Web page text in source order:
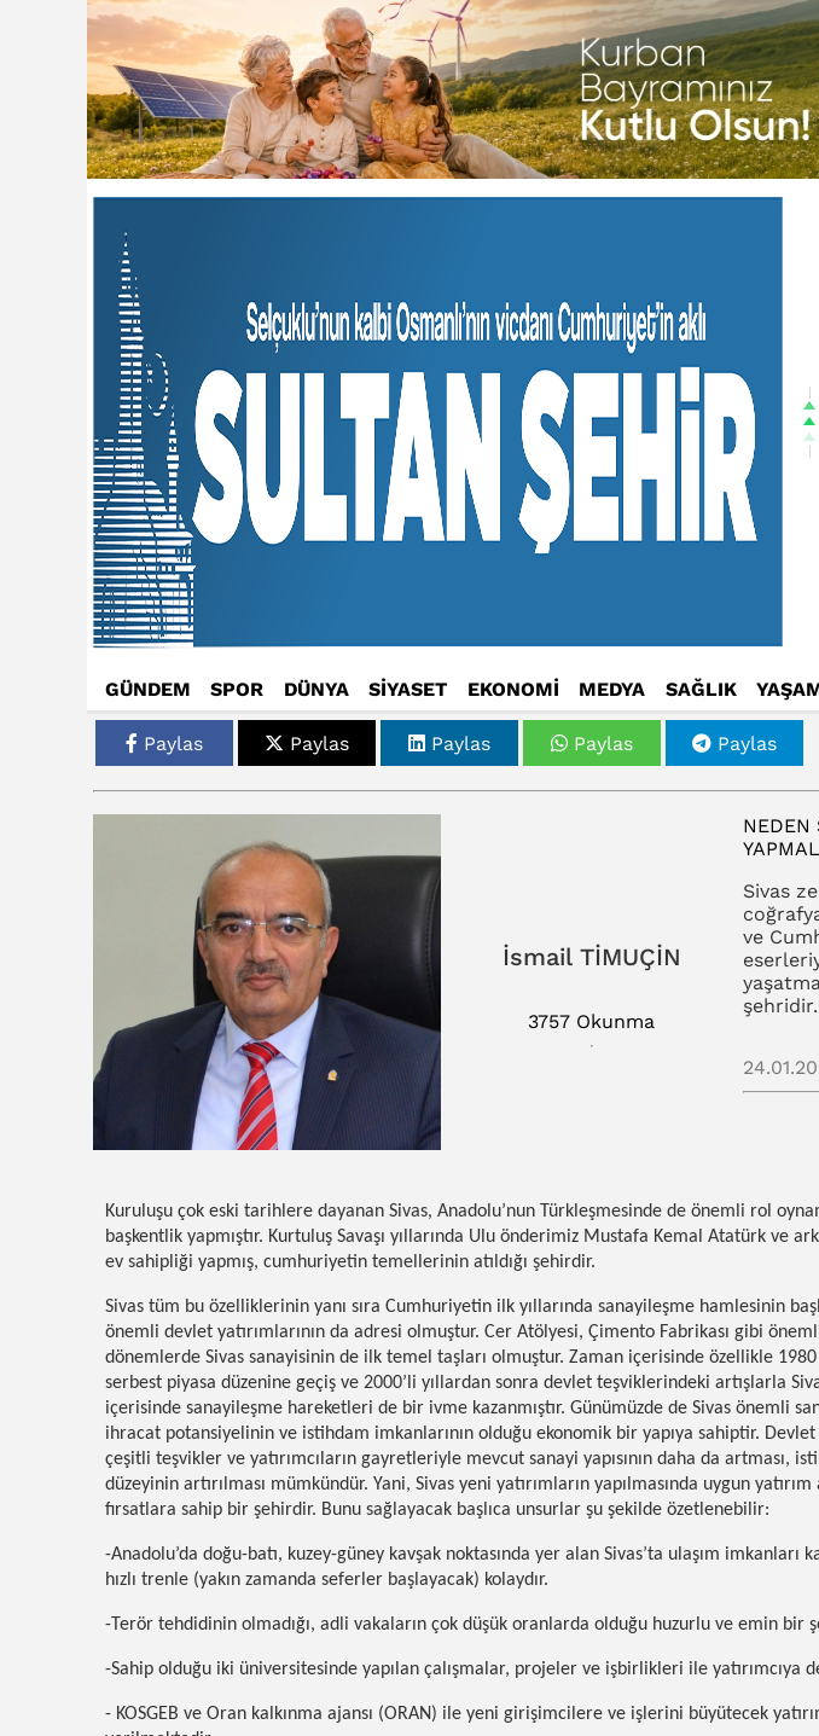
GÜNDEM SPOR DÜNYA SİYASET EKONOMİ MEDYA SAĞLIK
Paylas Paylas Paylas Paylas Paylas
İsmail TİMUÇİN
3757 Okunma
NEDEN
Sivas
ve
şehridir.
Kuruluşu çok eski tarihlere dayanan Sivas, Anadolu’nun Türkleşmesinde de önemli rol
başkentlik yapmıştır. Kurtuluş Savaşı yıllarında Ulu önderimiz Mustafa Kemal Atatürk ve
ev sahipliği yapmış, cumhuriyetin temellerinin atıldığı şehirdir.
Sivas tüm bu özelliklerinin yanı sıra Cumhuriyetin ilk yıllarında sanayileşme hamlesinin
önemli devlet yatırımlarının da adresi olmuştur. Cer Atölyesi, Çimento Fabrikası gibi
dönemlerde Sivas sanayisinin de ilk temel taşları olmuştur. Zaman içerisinde özellikle 1980
serbest piyasa düzenine geçiş ve 2000’li yıllardan sonra devlet teşviklerindeki artışlarla
içerisinde sanayileşme hareketleri de bir ivme kazanmıştır. Günümüzde de Sivas önemli
ihracat potansiyelinin ve istihdam imkanlarının olduğu ekonomik bir yapıya sahiptir.
çeşitli teşvikler ve yatırımcıların gayretleriyle mevcut sanayi yapısının daha da artması,
düzeyinin artırılması mümkündür. Yani, Sivas yeni yatırımların yapılmasında uygun
fırsatlara sahip bir şehirdir. Bunu sağlayacak başlıca unsurlar şu şekilde özetlenebilir:
-Anadolu’da doğu-batı, kuzey-güney kavşak noktasında yer alan Sivas’ta ulaşım imkanları
hızlı trenle (yakın zamanda seferler başlayacak) kolaydır.
-Terör tehdidinin olmadığı, adli vakaların çok düşük oranlarda olduğu huzurlu ve emin bir
-Sahip olduğu iki üniversitesinde yapılan çalışmalar, projeler ve işbirlikleri ile yatırımcıya
- KOSGEB ve Oran kalkınma ajansı (ORAN) ile yeni girişimcilere ve işlerini büyütecek